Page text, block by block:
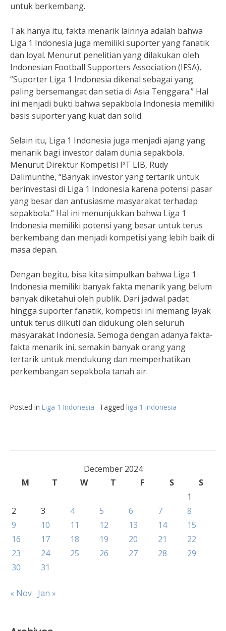
untuk berkembang.
Tak hanya itu, fakta menarik lainnya adalah bahwa
Liga 1 Indonesia juga memiliki suporter yang fanatik
dan loyal. Menurut penelitian yang dilakukan oleh
Indonesian Football Supporters Association (IFSA),
“Suporter Liga 1 Indonesia dikenal sebagai yang
paling bersemangat dan setia di Asia Tenggara.” Hal
ini menjadi bukti bahwa sepakbola Indonesia memiliki
basis suporter yang kuat dan solid.
Selain itu, Liga 1 Indonesia juga menjadi ajang yang
menarik bagi investor dalam dunia sepakbola.
Menurut Direktur Kompetisi PT LIB, Rudy
Dalimunthe, “Banyak investor yang tertarik untuk
berinvestasi di Liga 1 Indonesia karena potensi pasar
yang besar dan antusiasme masyarakat terhadap
sepakbola.” Hal ini menunjukkan bahwa Liga 1
Indonesia memiliki potensi yang besar untuk terus
berkembang dan menjadi kompetisi yang lebih baik di
masa depan.
Dengan begitu, bisa kita simpulkan bahwa Liga 1
Indonesia memiliki banyak fakta menarik yang belum
banyak diketahui oleh publik. Dari jadwal padat
hingga suporter fanatik, kompetisi ini memang layak
untuk terus diikuti dan didukung oleh seluruh
masyarakat Indonesia. Semoga dengan adanya fakta-
fakta menarik ini, semakin banyak orang yang
tertarik untuk mendukung dan memperhatikan
perkembangan sepakbola tanah air.
Posted in Liga 1 Indonesia Tagged liga 1 indonesia
December 2024
M
T W T F S
S
1
2
3 4 5 6 7
8
9
10 11 12 13 14
15
16
17 18 19 20 21
22
23
24 25 26 27 28
29
30
31
« Nov Jan »